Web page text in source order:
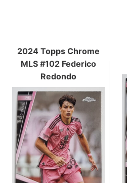
2024 Topps Chrome
MLS #102 Federico
Redondo